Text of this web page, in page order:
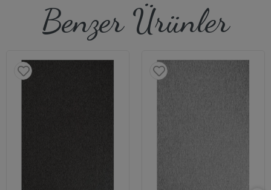
Benzer Ürünler